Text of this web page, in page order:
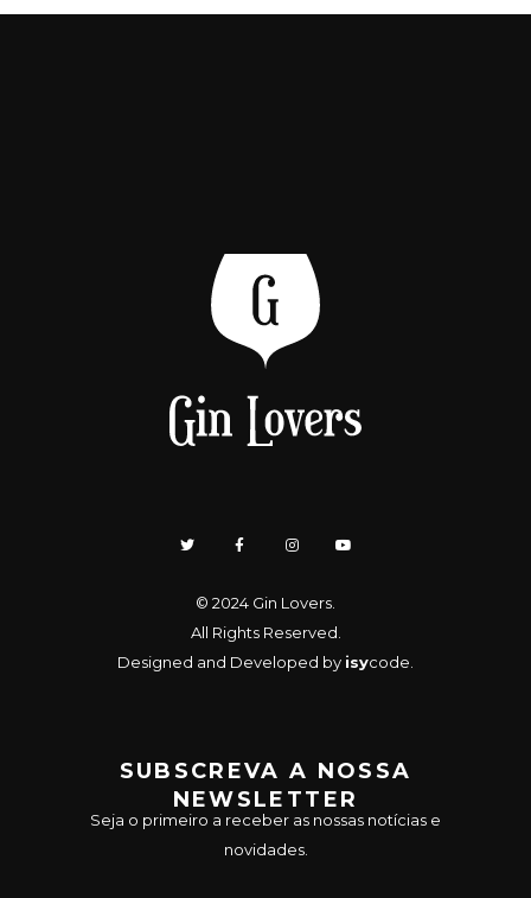
© 2024 Gin Lovers
All Rights Reserved.
Designed and Developed by isycode
SUBSCREVA A NOSSA
NEWSLETTER
Seja o primeiro a receber as nossas notícias e
novidades.